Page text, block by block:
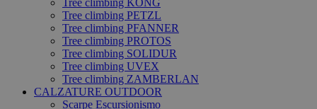
Tree climbing KONG
Tree climbing PETZL
Tree climbing PFANNER
Tree climbing PROTOS
Tree climbing SOLIDUR
Tree climbing UVEX
Tree climbing ZAMBERLAN
CALZATURE OUTDOOR
Scarpe Escursionismo